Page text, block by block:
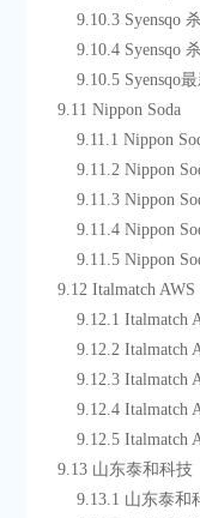
9.10.3
9.10.4
9.10.5
    9.11 Nippon Soda
9.11.1
9.11.2
9.11.3
9.11.4
9.11.5
    9.12 Italmatch AWS
9.12.1
9.12.2
9.12.3
9.12.4
9.12.5
    9.13 山东泰和科技
9.13.1 山东